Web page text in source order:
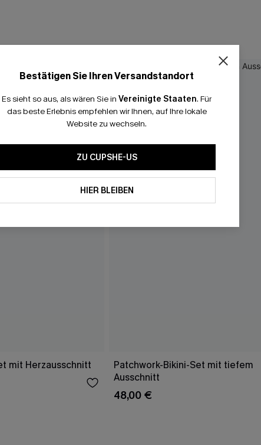
mit Herzausschnitt
Patchwork-Bikini-Set mit tiefem
Ausschnitt
48,00 €
Bestätigen Sie Ihren Versandstandort
Es sieht so aus, als wären Sie in Vereinigte Staaten. Für
das beste Erlebnis empfehlen wir Ihnen, auf Ihre lokale
Website zu wechseln.
ZU CUPSHE-US
HIER BLEIBEN